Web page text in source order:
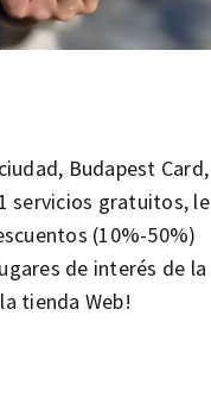
Budapest Card,
servicios gratuitos, le
(10%-50%)
de interés de la
tienda Web!